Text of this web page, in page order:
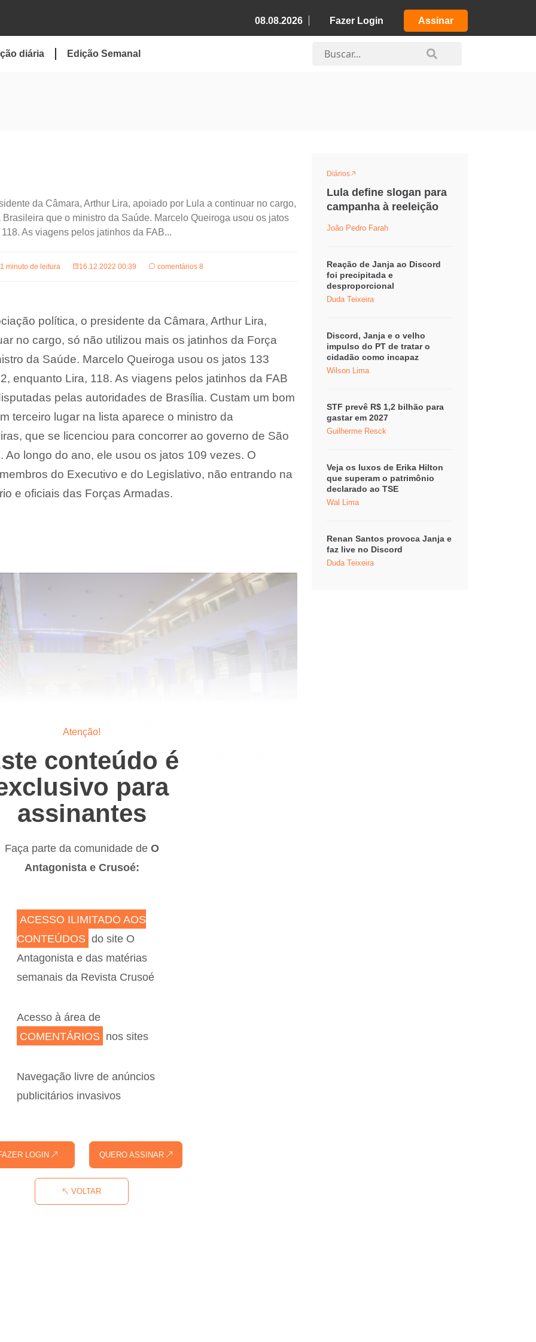
08.08.2026 Fazer Login Assinar
diária Edição Semanal
da Câmara, Arthur Lira, apoiado por Lula a continuar no cargo,
que o ministro da Saúde. Marcelo Queiroga usou os jatos
As viagens pelos jatinhos da FAB...
1 minuto de leitura 16.12.2022 00:39 comentários 8
Atenção!
conteúdo é
para
assinantes
Faça parte da comunidade de O
Antagonista e Crusoé:
ACESSO ILIMITADO AOS
CONTEÚDOS do site O
Antagonista e das matérias
semanais da Revista Crusoé
Acesso à área de
COMENTÁRIOS nos sites
Navegação livre de anúncios
publicitários invasivos
LOGIN QUERO ASSINAR
VOLTAR
política, o presidente da Câmara, Arthur Lira,
no cargo, só não utilizou mais os jatinhos da Força
da Saúde. Marcelo Queiroga usou os jatos 133
enquanto Lira, 118. As viagens pelos jatinhos da FAB
pelas autoridades de Brasília. Custam um bom
terceiro lugar na lista aparece o ministro da
que se licenciou para concorrer ao governo de São
Ao longo do ano, ele usou os jatos 109 vezes. O
do Executivo e do Legislativo, não entrando na
e oficiais das Forças Armadas.
Diários
Lula define slogan para
campanha à reeleição
João Pedro Farah
Reação de Janja ao Discord
foi precipitada e
desproporcional
Duda Teixeira
Discord, Janja e o velho
impulso do PT de tratar o
cidadão como incapaz
Wilson Lima
STF prevê R$ 1,2 bilhão para
gastar em 2027
Guilherme Resck
Veja os luxos de Erika Hilton
que superam o patrimônio
declarado ao TSE
Wal Lima
Renan Santos provoca Janja e
faz live no Discord
Duda Teixeira